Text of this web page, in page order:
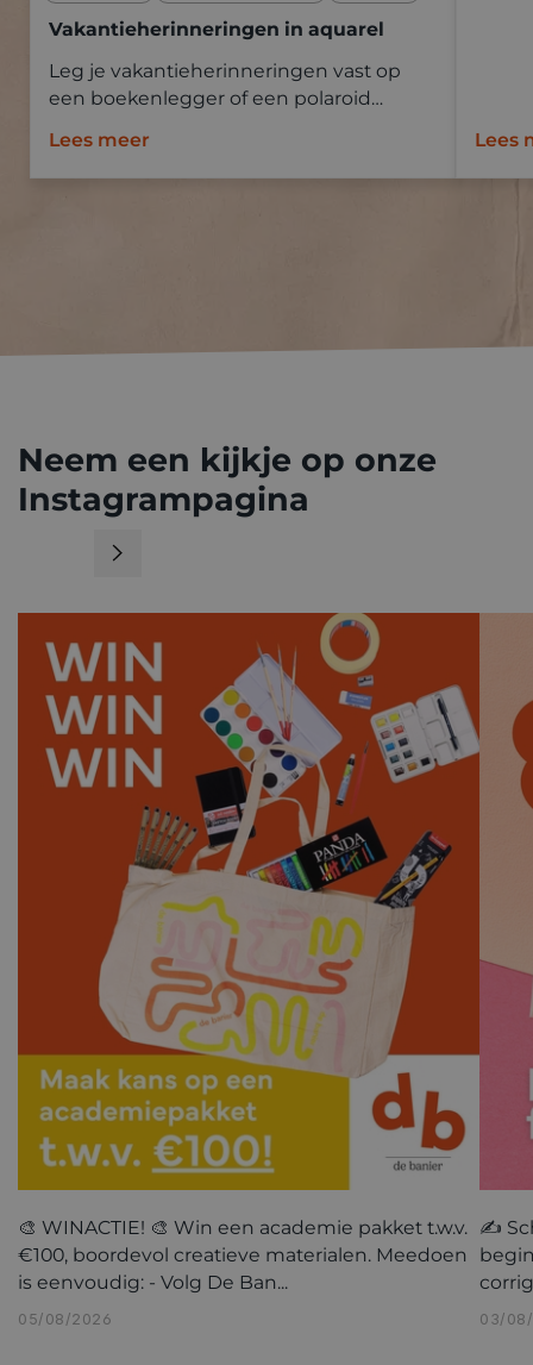
Vakantieherinneringen in aquarel
Leg je vakantieherinneringen vast op
een boekenlegger of een polaroid
Neem mee op vakantie en schilder ter
plaatse of baseer je op een foto.
Lees meer Lees
Neem een kijkje op onze
Instagrampagina
🎨 WINACTIE! 🎨 Win een academie pakket t.w.v.
€100, boordevol creatieve materialen. Meedoen
is eenvoudig: - Volg De Ban...
05/08/2026
✍️
03/